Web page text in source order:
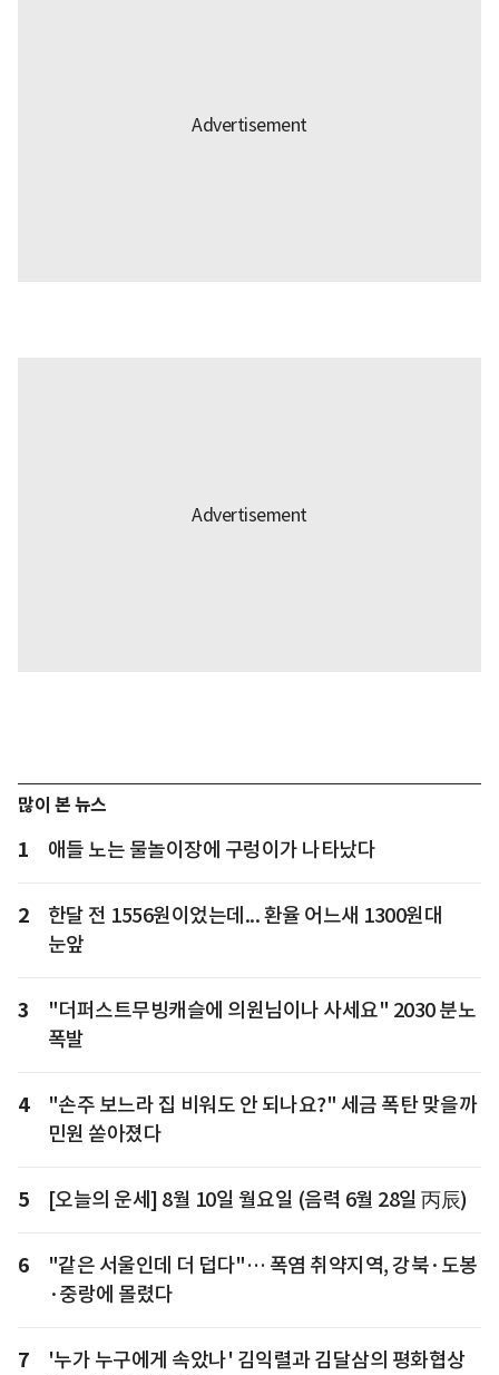
많이 본 뉴스
1 애들 노는 물놀이장에 구렁이가 나타났다
2
한달 전 1556원이었는데... 환율 어느새 1300원대
눈앞
3
"더퍼스트무빙캐슬에 의원님이나 사세요" 2030 분노
폭발
4
"손주 보느라 집 비워도 안 되나요?" 세금 폭탄 맞을까
민원 쏟아졌다
5 [오늘의 운세] 8월 10일 월요일 (음력 6월 28일 丙辰)
6
"같은 서울인데 더 덥다"… 폭염 취약지역, 강북·도봉
·중랑에 몰렸다
7
'누가 누구에게 속았나' 김익렬과 김달삼의 평화협상